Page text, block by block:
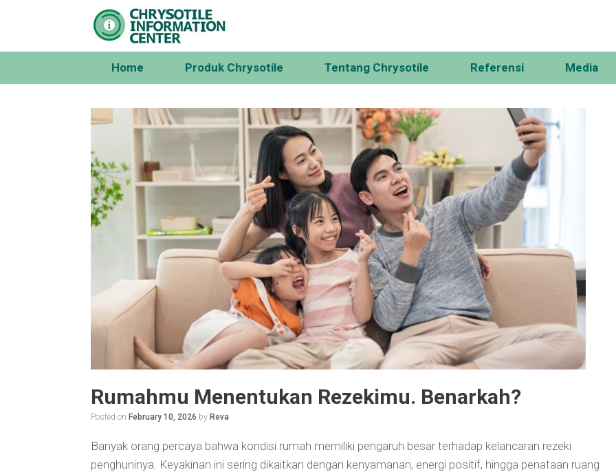
Home Produk Chrysotile Tentang Chrysotile Referensi Media
Rumahmu Menentukan Rezekimu. Benarkah?
Posted on February 10, 2026 by Reva
Banyak orang percaya bahwa kondisi rumah memiliki pengaruh besar terhadap kelancaran rezeki
penghuninya. Keyakinan ini sering dikaitkan dengan kenyamanan, energi positif, hingga penataan ruang